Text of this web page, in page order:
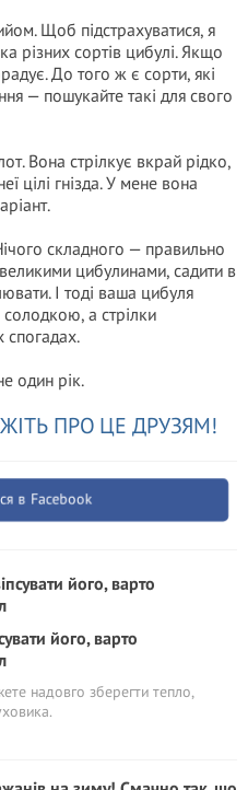
Щоб підстрахуватися, я
різних сортів цибулі. Якщо
До того ж є сорти, які
— пошукайте такі для свого
Вона стрілкує вкрай рідко,
цілі гнізда. У мене вона
складного — правильно
великими цибулинами, садити в
І тоді ваша цибуля
а стрілки
спогадах.
один рік.
ПРО ЦЕ ДРУЗЯМ!
в Facebook
його, варто
надовго зберегти тепло,